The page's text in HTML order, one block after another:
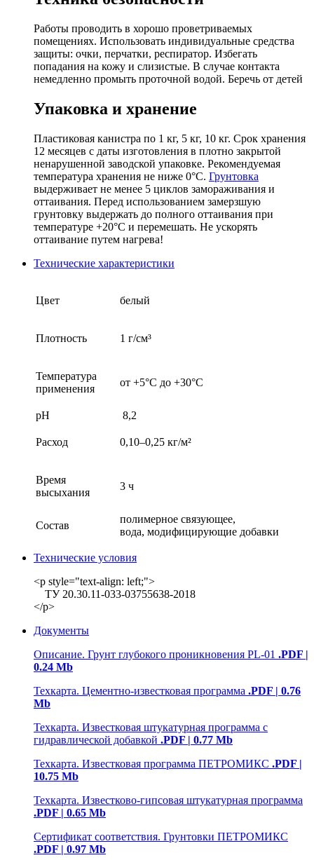
Работы проводить в хорошо проветриваемых
помещениях. Использовать индивидуальные средства
защиты: очки, перчатки, респиратор. Избегать
попадания на кожу и слизистые. В случае контакта
немедленно промыть проточной водой. Беречь от детей
Упаковка и хранение
Пластиковая канистра по 1 кг, 5 кг, 10 кг. Срок хранения
12 месяцев с даты изготовления в плотно закрытой
ненарушенной заводской упаковке. Рекомендуемая
температура хранения не ниже 0°С. Грунтовка
выдерживает не менее 5 циклов замораживания и
оттаивания. Перед использованием замерзшую
грунтовку выдержать до полного оттаивания при
температуре +20°С и перемешать. Не ускорять
оттаивание путем нагрева!
Технические характеристики
Цвет белый
Плотность 1 г/см³
Температура
применения
от +5°С до +30°С
pH 8,2
Расход 0,10–0,25 кг/м²
Время
высыхания
3 ч
Состав
полимерное связующее,
вода, модифицирующие добавки
Технические условия
<p style="text-align: left;">
ТУ 20.30.11-033-03755638-2018
</p>
Документы
Описание. Грунт глубокого проникновения PL-01 .PDF |
0.24 Mb
Техкарта. Цементно-известковая программа .PDF | 0.76
Mb
Техкарта. Известковая штукатурная программа с
гидравлической добавкой .PDF | 0.77 Mb
Техкарта. Известковая программа ПЕТРОМИКС .PDF |
10.75 Mb
Техкарта. Известково-гипсовая штукатурная программа
.PDF | 0.65 Mb
Сертификат соответствия. Грунтовки ПЕТРОМИКС
.PDF | 0.97 Mb